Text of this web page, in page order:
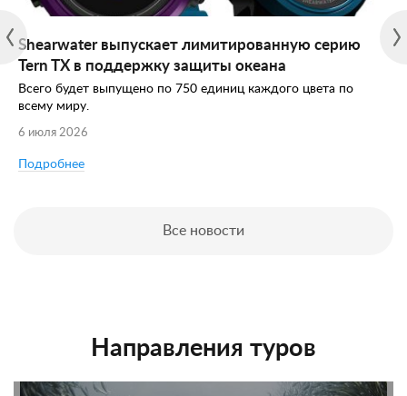
Shearwater выпускает лимитированную серию
Tern TX в поддержку защиты океана
Всего будет выпущено по 750 единиц каждого цвета по
всему миру.
6 июля 2026
Подробнее
Все новости
Направления туров